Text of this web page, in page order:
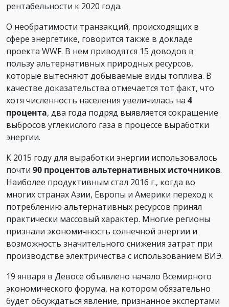
рентабельности к 2020 года.
О необратимости транзакций, происходящих в
сфере энергетике, говорится также в докладе
проекта WWF. В нем приводятся 15 доводов в
пользу альтернативных природных ресурсов,
которые вытесняют добываемые виды топлива. В
качестве доказательства отмечается тот факт, что
хотя численность населения увеличилась на 4
процента, два года подряд выявляется сокращение
выбросов углекислого газа в процессе выработки
энергии.
К 2015 году для выработки энергии использовалось
почти 90 процентов альтернативных источников.
Наиболее продуктивным стал 2016 г., когда во
многих странах Азии, Европы и Америки переход к
потреблению альтернативных ресурсов принял
практически массовый характер. Многие регионы
признали экономичность солнечной энергии и
возможность значительного снижения затрат при
производстве электричества с использованием ВИЭ.
19 января в Девосе объявлено начало Всемирного
экономического форума, на котором обязательно
будет обсуждаться явление, признанное экспертами